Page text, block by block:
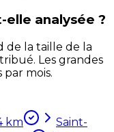
analysée ?
de la taille de la
Les grandes
mois.
km
Saint-